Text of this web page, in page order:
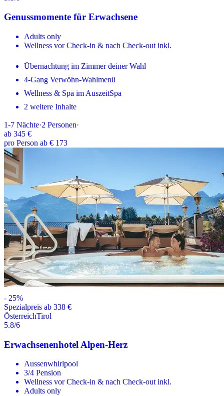
Genussmomente für Erwachsene
Adults only
Wellness vor Check-in & nach Check-out inkl.
Übernachtung im Zimmer deiner Wahl
4-Gang Verwöhn-Wahlmenü
Wellness & Spa im AuszeitSpa
2 weitere Inhalte
1-7 Nächte·2 Personen·
ab 345 €
pro Person ab € 173
- 25%
Spezialpreis ab 338 €
ÖsterreichTirol
5.8/6
Erwachsenenhotel Alpen-Herz
Aussenwhirlpool
3/4 Pension
Wellness vor Check-in & nach Check-out inkl.
Adults only